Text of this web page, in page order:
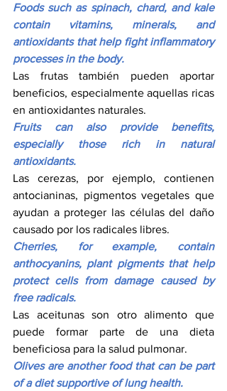
Foods such as spinach, chard, and kale
contain vitamins, minerals, and
antioxidants that help fight inflammatory
processes in the body.
Las frutas también pueden aportar
beneficios, especialmente aquellas ricas
en antioxidantes naturales.
Fruits can also provide benefits,
especially those rich in natural
antioxidants.
Las cerezas, por ejemplo, contienen
antocianinas, pigmentos vegetales que
ayudan a proteger las células del daño
causado por los radicales libres.
Cherries, for example, contain
anthocyanins, plant pigments that help
protect cells from damage caused by
free radicals.
Las aceitunas son otro alimento que
puede formar parte de una dieta
beneficiosa para la salud pulmonar.
Olives are another food that can be part
of a diet supportive of lung health.